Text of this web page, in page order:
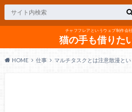
チャフフレアというウェブ制作会
猫の手も借りた
HOME 仕事 マルチタスクとは注意散漫と